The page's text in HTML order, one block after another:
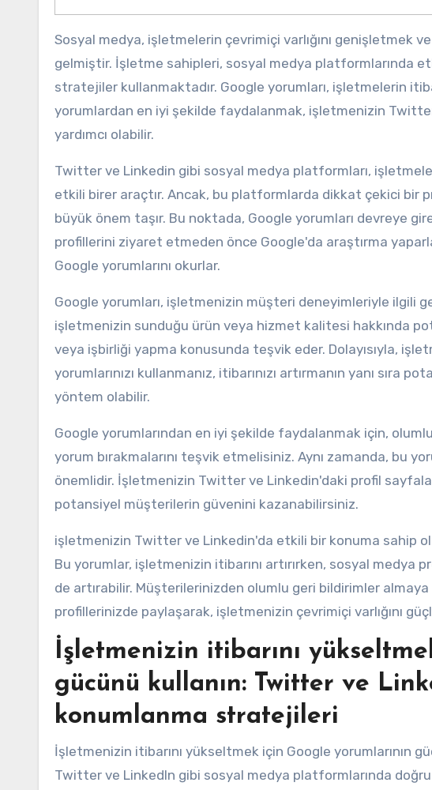
Sosyal medya, işletmelerin çevrimiçi varlığını genişletmek
gelmiştir. İşletme sahipleri, sosyal medya platformlarında
stratejiler kullanmaktadır. Google yorumları, işletmelerin
yorumlardan en iyi şekilde faydalanmak, işletmenizin
yardımcı olabilir.
Twitter ve Linkedin gibi sosyal medya platformları,
etkili birer araçtır. Ancak, bu platformlarda dikkat çekici bir
büyük önem taşır. Bu noktada, Google yorumları devreye
profillerini ziyaret etmeden önce Google'da araştırma
Google yorumlarını okurlar.
Google yorumları, işletmenizin müşteri deneyimleriyle ilgili
işletmenizin sunduğu ürün veya hizmet kalitesi hakkında
veya işbirliği yapma konusunda teşvik eder. Dolayısıyla,
yorumlarınızı kullanmanız, itibarınızı artırmanın yanı
yöntem olabilir.
Google yorumlarından en iyi şekilde faydalanmak için,
yorum bırakmalarını teşvik etmelisiniz. Aynı zamanda, bu
önemlidir. İşletmenizin Twitter ve Linkedin'daki profil
potansiyel müşterilerin güvenini kazanabilirsiniz.
işletmenizin Twitter ve Linkedin'da etkili bir konuma sahip
Bu yorumlar, işletmenizin itibarını artırırken, sosyal
de artırabilir. Müşterilerinizden olumlu geri bildirimler
profillerinizde paylaşarak, işletmenizin çevrimiçi varlığını
İşletmenizin itibarını
gücünü kullanın: Twitter ve
konumlanma stratejileri
İşletmenizin itibarını yükseltmek için Google yorumlarının
Twitter ve LinkedIn gibi sosyal medya platformlarında